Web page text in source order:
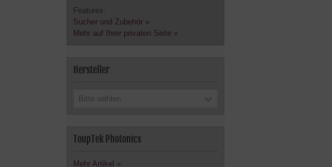
Features:
Sucher und Zubehör »
Mehr auf Ihrer privaten Seite »
Hersteller
Bitte wählen
ToupTek Photonics
Mehr Artikel »